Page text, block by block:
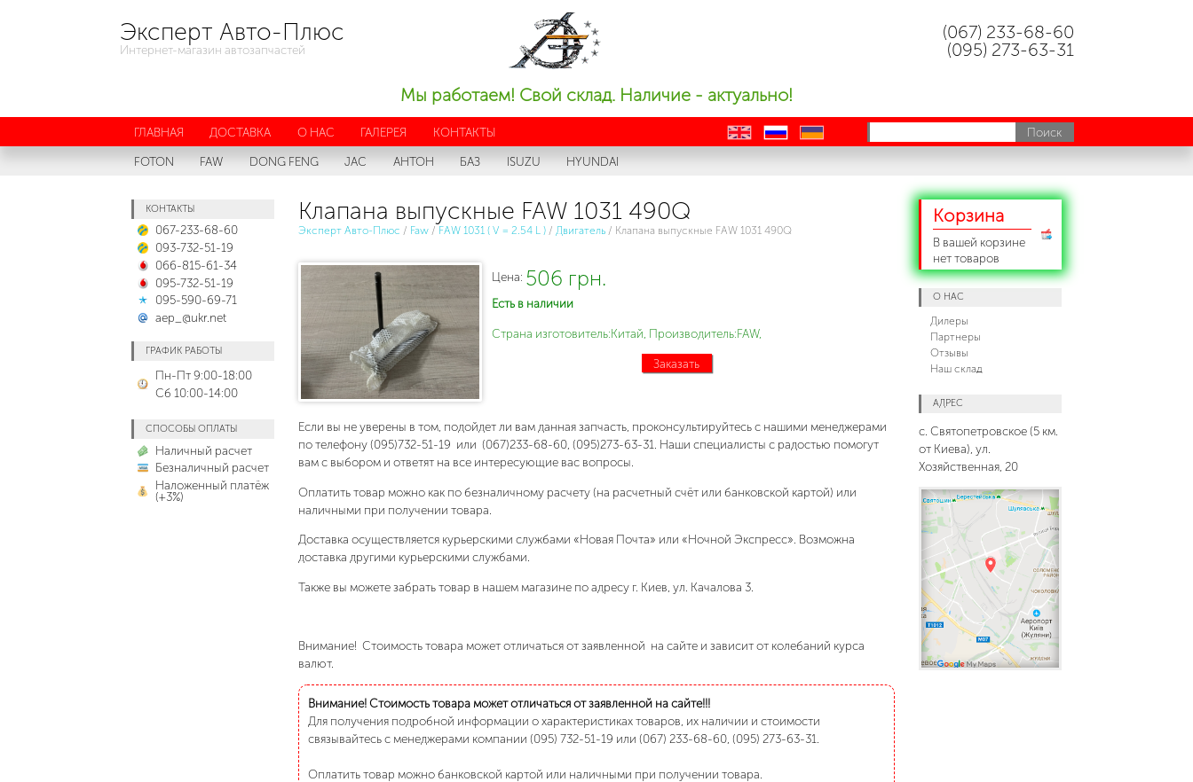
Эксперт Авто-Плюс
Интернет-магазин автозапчастей
(067) 233-68-60
(095) 273-63-31
Мы работаем! Свой склад. Наличие - актуально!
ГЛАВНАЯ ДОСТАВКА О НАС ГАЛЕРЕЯ КОНТАКТЫ en ru
uk
FOTON
FAW DONG FENG JAC АНТОН БАЗ ISUZU HYUNDAI
КОНТАКТЫ
067-233-68-60
093-732-51-19
066-815-61-34
095-732-51-19
095-590-69-71
aep_@ukr.net
ГРАФИК РАБОТЫ
Пн-Пт 9:00-18:00
Сб 10:00-14:00
СПОСОБЫ ОПЛАТЫ
Наличный расчет
Безналичный расчет
Наложенный платёж
(+3%)
Клапана выпускные FAW 1031 490Q
Эксперт Авто-Плюс / Faw/ FAW 1031 ( V = 2.54 L )/ Двигатель/ Клапана выпускные FAW 1031 490Q
Цена: 506 грн.
Есть в наличии
Страна изготовитель:Китай, Производитель:FAW,
Заказать
Если вы не уверены в том, подойдет ли вам данная запчасть, проконсультируйтесь с нашими менеджерами
по телефону (095)732-51-19 или (067)233-68-60, (095)273-63-31. Наши специалисты с радостью помогут
вам с выбором и ответят на все интересующие вас вопросы.
Оплатить товар можно как по безналичному расчету (на расчетный счёт или банковской картой) или
наличными при получении товара.
Доставка осуществляется курьерскими службами «Новая Почта» или «Ночной Экспресс». Возможна
доставка другими курьерскими службами.
Также вы можете забрать товар в нашем магазине по адресу г. Киев, ул. Качалова 3.
Внимание! Стоимость товара может отличаться от заявленной на сайте и зависит от колебаний курса
валют.
Внимание! Стоимость товара может отличаться от заявленной на сайте!!!
Для получения подробной информации о характеристиках товаров, их наличии и стоимости
связывайтесь с менеджерами компании (095) 732-51-19 или (067) 233-68-60, (095) 273-63-31.
Оплатить товар можно банковской картой или наличными при получении товара.
Корзина
В вашей корзине
нет товаров
О НАС
Дилеры
Партнеры
Отзывы
Наш склад
АДРЕС
с. Святопетровское (5 км.
от Киева), ул.
Хозяйственная, 20